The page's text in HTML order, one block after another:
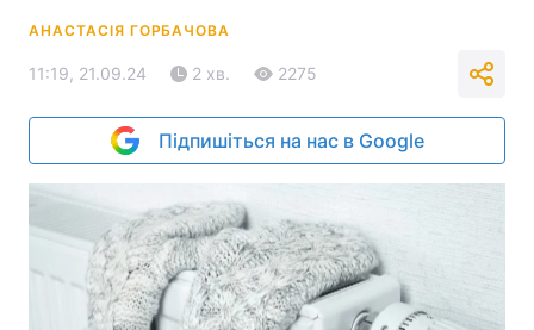
АНАСТАСІЯ ГОРБАЧОВА
11:19, 21.09.24 2 хв. 2275
Підпишіться на нас в Google